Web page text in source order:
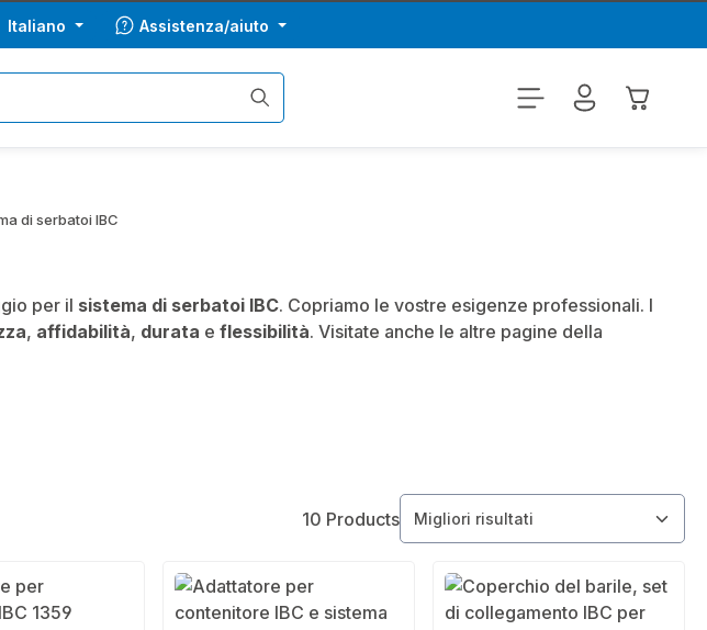
Italiano Assistenza/aiuto
Il
di serbatoi IBC
per il sistema di serbatoi IBC. Copriamo le vostre esigenze professionali. I
, affidabilità, durata e flessibilità. Visitate anche le altre pagine della
10 Products